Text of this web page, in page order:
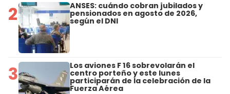
2 ANSES: cuándo cobran jubilados y
pensionados en agosto de 2026,
según el DNI
3 Los aviones F 16 sobrevolarán el
centro porteño y este lunes
participarán de la celebración de la
Fuerza Aérea